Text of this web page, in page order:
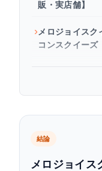
販・実店舗】
メロジョイスク
コンスクイーズ
える最も確実な
結論
メロジョイス